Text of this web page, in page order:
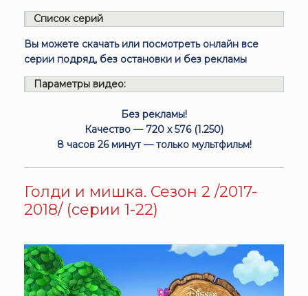
Список серий
Вы можете скачать или посмотреть онлайн все
серии подряд, без остановки и без рекламы
Параметры видео:
Без рекламы!
Качество — 720 x 576 (1.250)
8 часов 26 минут — только мультфильм!
Голди и мишка. Сезон 2 /2017-
2018/ (серии 1-22)